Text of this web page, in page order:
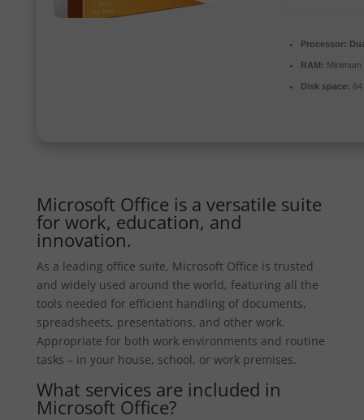
Processor:
RAM: Minimum
Disk space:
Microsoft Office is a versatile suite
for work, education, and
innovation.
As a leading office suite, Microsoft Office is trusted
and widely used around the world, featuring all the
tools needed for efficient handling of documents,
spreadsheets, presentations, and other work.
Appropriate for both work environments and routine
tasks – in your house, school, or work premises.
What services are included in
Microsoft Office?